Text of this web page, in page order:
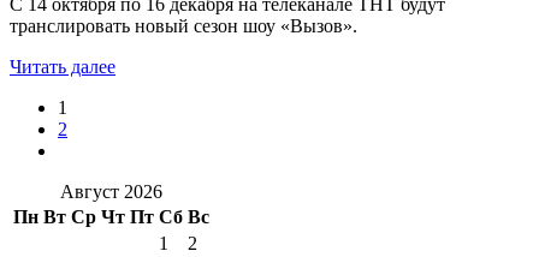
С 14 октября по 16 декабря на телеканале ТНТ будут
транслировать новый сезон шоу «Вызов».
Читать далее
1
2
Август 2026
Пн Вт Ср Чт Пт Сб Вс
1
2